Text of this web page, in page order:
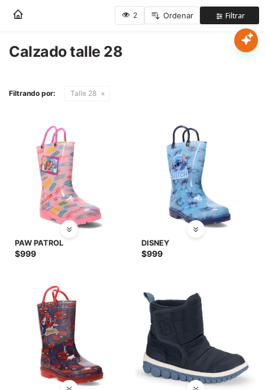
Nota:
este
web
incluye
de
Calzado talle 28
Filtrando por: Talle 28
PAW PATROL
$999
DISNEY
$999
Mujer
Hombre
Accesorios
Marcas
Novedades